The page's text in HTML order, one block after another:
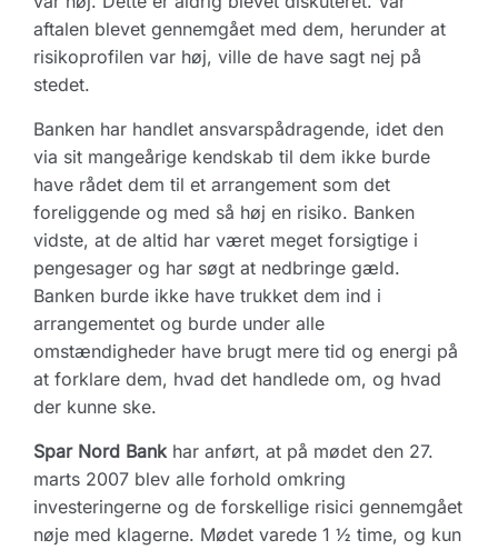
aftalen blevet gennemgået med dem, herunder at
risikoprofilen var høj, ville de have sagt nej på
stedet.
Banken har handlet ansvarspådragende, idet den
via sit mangeårige kendskab til dem ikke burde
have rådet dem til et arrangement som det
foreliggende og med så høj en risiko. Banken
vidste, at de altid har været meget forsigtige i
pengesager og har søgt at nedbringe gæld.
Banken burde ikke have trukket dem ind i
arrangementet og burde under alle
omstændigheder have brugt mere tid og energi på
at forklare dem, hvad det handlede om, og hvad
der kunne ske.
Spar Nord Bankhar anført, at på mødet den 27.
marts 2007 blev alle forhold omkring
investeringerne og de forskellige risici gennemgået
nøje med klagerne. Mødet varede 1 ½ time, og kun